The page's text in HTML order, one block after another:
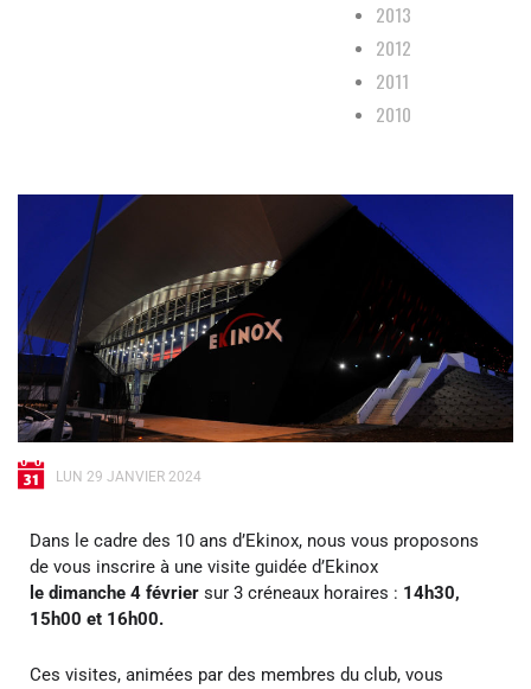
2013
2012
2011
2010
LUN 29 JANVIER 2024
Dans le cadre des 10 ans d’Ekinox, nous vous proposons
de vous inscrire à une visite guidée d’Ekinox
le dimanche 4 février sur 3 créneaux horaires : 14h30,
15h00 et 16h00.
Ces visites, animées par des membres du club, vous